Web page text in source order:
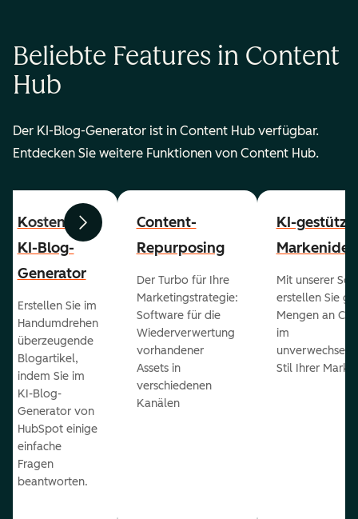
Beliebte Features in Content
Hub
Der KI-Blog-Generator ist in Content Hub verfügbar.
Entdecken Sie weitere Funktionen von Content Hub.
ZurückWeiter
Kostenloser
KI-Blog-
Generator
Erstellen Sie im
Handumdrehen
überzeugende
Blogartikel,
indem Sie im
KI-Blog-
Generator von
HubSpot einige
einfache
Fragen
beantworten.
Content-
Repurposing
Der Turbo für Ihre
Marketingstrategie:
Software für die
Wiederverwertung
vorhandener
Assets in
verschiedenen
Kanälen
KI-
Mit unserer
erstellen Sie
Mengen an
im
Stil Ihrer Marke.